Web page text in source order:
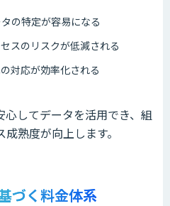
の特定が容易になる
スのリスクが低減される
対応が効率化される
してデータを活用でき、組
熟度が向上します。
づく料金体系